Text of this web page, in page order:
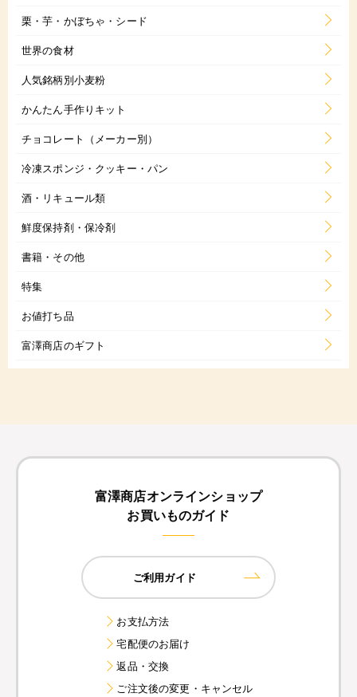
栗・芋・かぼちゃ・シード
世界の食材
人気銘柄別小麦粉
かんたん手作りキット
チョコレート（メーカー別）
冷凍スポンジ・クッキー・パン
酒・リキュール類
鮮度保持剤・保冷剤
書籍・その他
特集
お値打ち品
富澤商店のギフト
富澤商店オンラインショップ
お買いものガイド
ご利用ガイド
お支払方法
宅配便のお届け
返品・交換
ご注文後の変更・キャンセル